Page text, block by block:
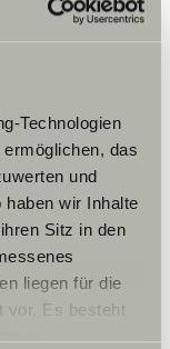
Technologien
das
und
wir Inhalte
Sitz in den
liegen für die
vor. Es besteht